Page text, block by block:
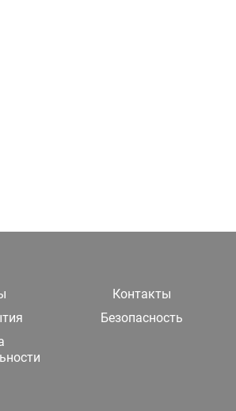
Контакты
Безопасность